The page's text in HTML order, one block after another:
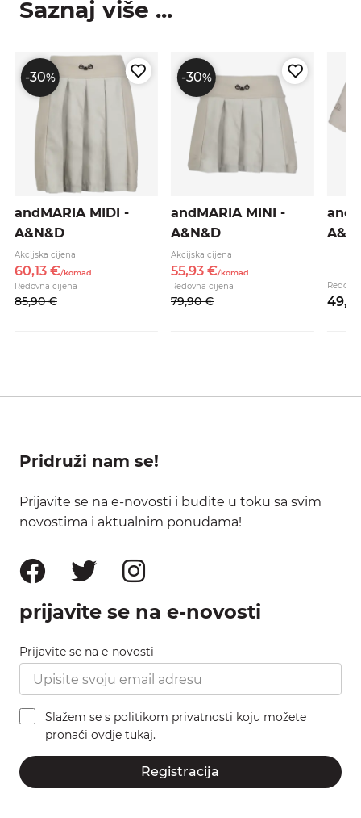
Saznaj više ...
-30%
andMARIA MIDI -
A&N&D
Akcijska cijena
60,13 €/komad
Redovna cijena
85,90 €
-30%
andMARIA MINI -
A&N&D
Akcijska cijena
55,93 €/komad
Redovna cijena
79,90 € 49,
Pridruži nam se!
Prijavite se na e-novosti i budite u toku sa svim
novostima i aktualnim ponudama!
prijavite se na e-novosti
Prijavite se na e-novosti
Slažem se s politikom privatnosti koju možete
pronaći ovdje tukaj.
Registracija